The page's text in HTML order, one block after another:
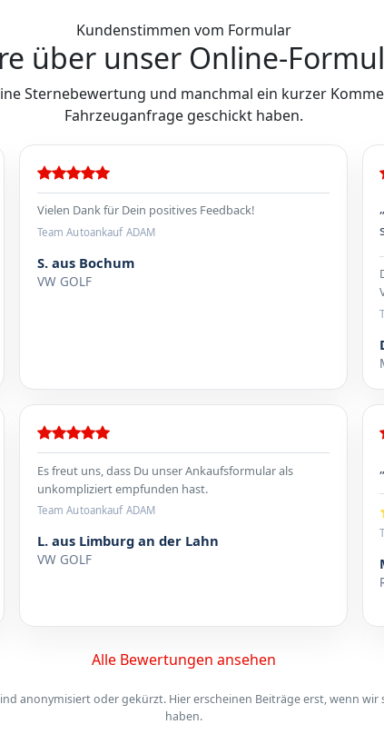
Kundenstimmen vom Formular
über unser Online-
Sternebewertung und manchmal ein kurzer
Fahrzeuganfrage geschickt haben.
Vielen Dank für Dein positives Feedback!
Team Autoankauf ADAM
S. aus Bochum
VW GOLF
Es freut uns, dass Du unser Ankaufsformular als
unkompliziert empfunden hast.
Team Autoankauf ADAM
L. aus Limburg an der Lahn
VW GOLF
Alle Bewertungen ansehen
anonymisiert oder gekürzt. Hier erscheinen Beiträge erst, wenn wir
haben.